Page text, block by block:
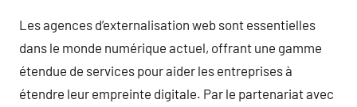
Les agences d’externalisation web sont essentielles
dans le monde numérique actuel, offrant une gamme
étendue de services pour aider les entreprises à
étendre leur empreinte digitale. Par le partenariat avec